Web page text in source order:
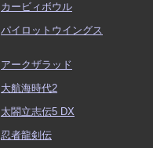
カービィボウル
パイロットウイングス
アークザラッド
大航海時代2
太閤立志伝5 DX
忍者龍剣伝